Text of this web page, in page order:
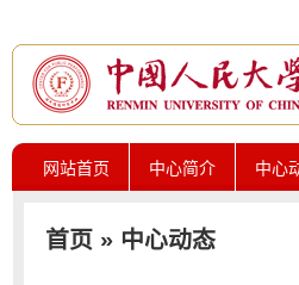
网站首页 中心简介 中心
首页» 中心动态